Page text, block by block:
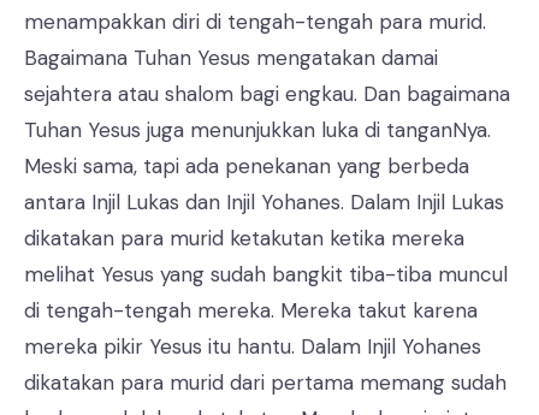
menampakkan diri di tengah-tengah para murid.
Bagaimana Tuhan Yesus mengatakan damai
sejahtera atau shalom bagi engkau. Dan bagaimana
Tuhan Yesus juga menunjukkan luka di tanganNya.
Meski sama, tapi ada penekanan yang berbeda
antara Injil Lukas dan Injil Yohanes. Dalam Injil Lukas
dikatakan para murid ketakutan ketika mereka
melihat Yesus yang sudah bangkit tiba-tiba muncul
di tengah-tengah mereka. Mereka takut karena
mereka pikir Yesus itu hantu. Dalam Injil Yohanes
dikatakan para murid dari pertama memang sudah